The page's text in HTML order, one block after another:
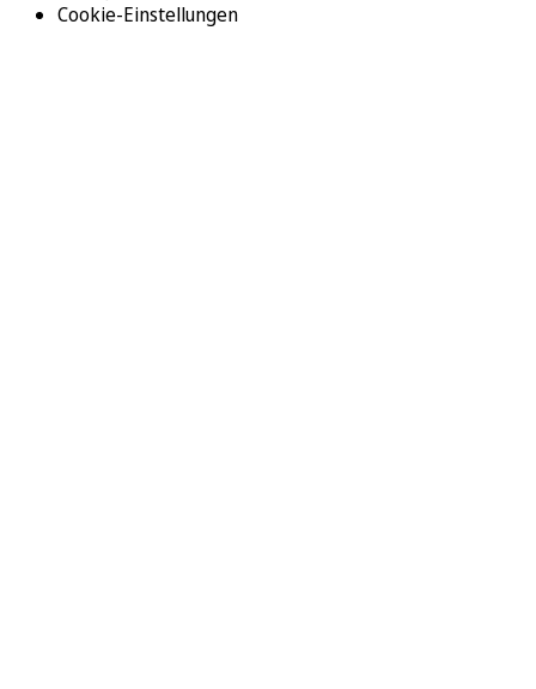
Cookie-Einstellungen